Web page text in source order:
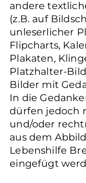
andere
(z.B. auf
unleserlicher
Flipcharts,
Plakaten,
Platzhalter-
Bilder mit
In die
dürfen jedoch
und/oder
aus dem
Lebenshilfe
eingefügt